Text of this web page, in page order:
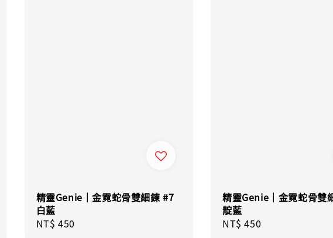
精靈Genie｜金霓蛇骨雙細鍊 #7
白藍
Regular
NT$ 450
精靈Genie｜金霓蛇骨雙
靛藍
Regular
NT$ 450